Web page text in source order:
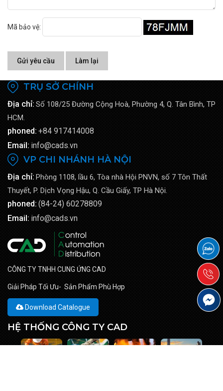
Mã bảo vệ:
Gửi yêu cầu Làm lại
TRỤ SỞ CHÍNH
Địa chỉ: Số 108/25 Đường Cộng Hoà, Phường 4, Q. Tân Bình, TP
HCM.
phoned: +84 917414008
Email: info@cads.vn
VP CHI NHÁNH HÀ NỘI
Địa chỉ: Phòng 1108, lầu 6, Tòa nhà Hội PNVN, số 7 Tôn Thất
Thuyết, P. Dịch Vọng Hậu, Q. Cầu Giấy, TP Hà Nội.
phoned: (84-24) 60278809
Email: info@cads.vn
CÔNG TY TNHH CUNG ỨNG CAD
Giải Pháp Tối Ưu- Sản Phẩm Phù Hợp
Download Catalogue
HỆ THỐNG CÔNG TY CAD